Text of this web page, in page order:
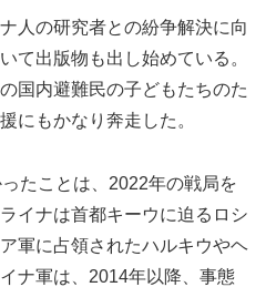
人の研究者との紛争解決に向
て出版物も出し始めている。
国内避難民の子どもたちのた
にもかなり奔走した。
たことは、2022年の戦局を
イナは首都キーウに迫るロシ
軍に占領されたハルキウやヘ
ナ軍は、2014年以降、事態